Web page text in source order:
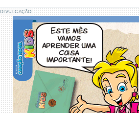
DIVULGAÇÃO